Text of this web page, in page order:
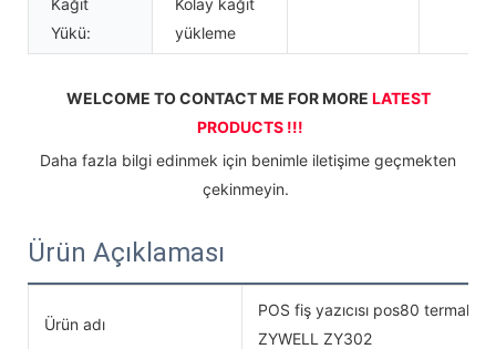
Yükü:
yükleme
WELCOME TO CONTACT ME FOR MORE LATEST
PRODUCTS !!!
çekinmeyin.
Ürün Açıklaması
Ürün adı
POS fiş yazıcısı pos80 termal
ZYWELL ZY302